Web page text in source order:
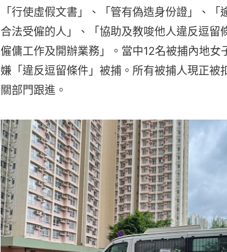
「行使虛假文書」、「管有偽造身份證」、
合法受僱的人」、「協助及教唆他人違反逗留
僱傭工作及開辦業務」。當中12名被捕內地女
嫌「違反逗留條件」被捕。所有被捕人現正被
關部門跟進。